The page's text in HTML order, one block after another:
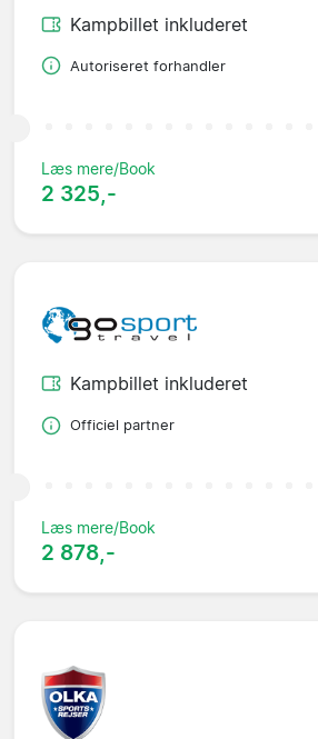
Kampbillet inkluderet
Autoriseret forhandler
Læs mere/Book
2 325,-
Kampbillet inkluderet
Officiel partner
Læs mere/Book
2 878,-